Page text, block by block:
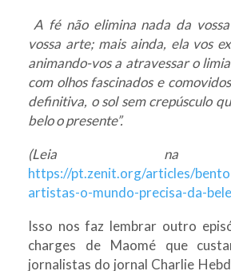
A fé não elimina nada da
vossa arte; mais ainda, ela vos
animando-vos a atravessar o
com olhos fascinados e
definitiva, o sol sem crepúsculo
belo o presente”.
(Leia na
https://pt.zenit.org/articles/
artistas-o-mundo-precisa-da-
Isso nos faz lembrar outro
charges de Maomé que
jornalistas do jornal Charlie